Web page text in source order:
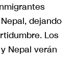
dejando
Los
Nepal verán